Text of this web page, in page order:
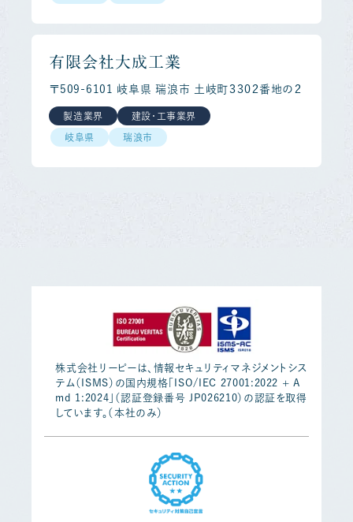
有限会社大成工業
〒509-6101 岐阜県 瑞浪市 土岐町３３０２番地の２
製造業界 建設・工事業界
岐阜県 瑞浪市
株式会社リーピーは、情報セキュリティマネジメントシス
テム（ISMS）の国内規格「ISO/IEC 27001:2022 + A
md 1:2024」（認証登録番号 JP026210）の認証を取得
しています。（本社のみ）